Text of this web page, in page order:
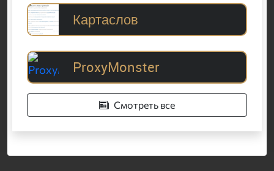
Картаслов
ProxyMonster
Смотреть все